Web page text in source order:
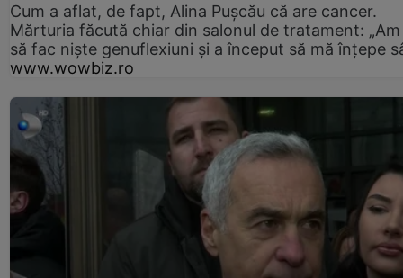
Cum a aflat, de fapt, Alina Pușcău că are cancer.
Mărturia făcută chiar din salonul de tratament:
să fac niște genuflexiuni și a început să mă înțepe
www.wowbiz.ro